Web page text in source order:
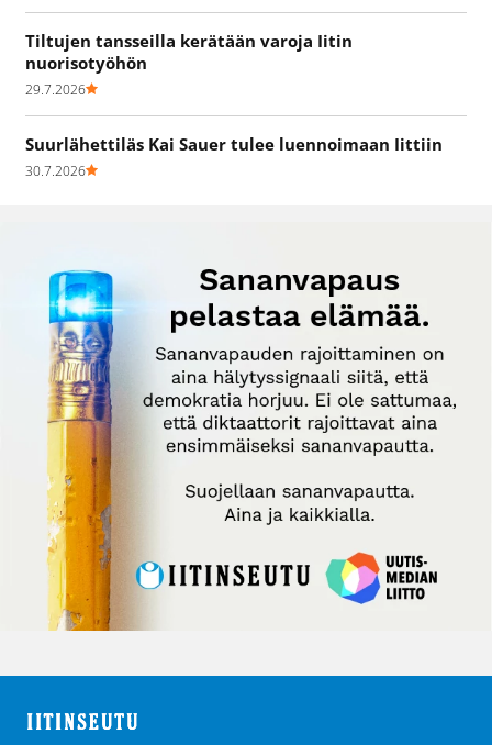
Tiltujen tansseilla kerätään varoja Iitin
nuorisotyöhön
29.7.2026
Suurlähettiläs Kai Sauer tulee luennoimaan Iittiin
30.7.2026